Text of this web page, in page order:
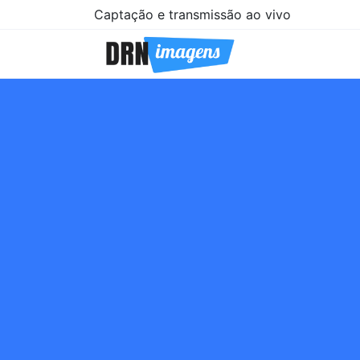
Captação e transmissão ao vivo